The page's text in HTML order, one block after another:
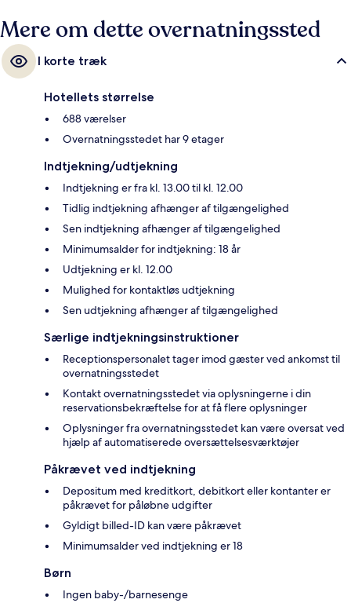
Mere om dette overnatningssted
I korte træk
Hotellets størrelse
688 værelser
Overnatningsstedet har 9 etager
Indtjekning/udtjekning
Indtjekning er fra kl. 13.00 til kl. 12.00
Tidlig indtjekning afhænger af tilgængelighed
Sen indtjekning afhænger af tilgængelighed
Minimumsalder for indtjekning: 18 år
Udtjekning er kl. 12.00
Mulighed for kontaktløs udtjekning
Sen udtjekning afhænger af tilgængelighed
Særlige indtjekningsinstruktioner
Receptionspersonalet tager imod gæster ved ankomst til
overnatningsstedet
Kontakt overnatningsstedet via oplysningerne i din
reservationsbekræftelse for at få flere oplysninger
Oplysninger fra overnatningsstedet kan være oversat ved
hjælp af automatiserede oversættelsesværktøjer
Påkrævet ved indtjekning
Depositum med kreditkort, debitkort eller kontanter er
påkrævet for påløbne udgifter
Gyldigt billed-ID kan være påkrævet
Minimumsalder ved indtjekning er 18
Børn
Ingen baby-/barnesenge